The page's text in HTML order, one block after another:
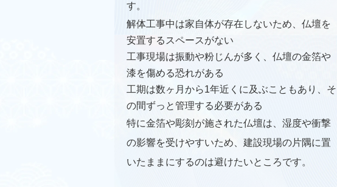
す。
解体工事中は家自体が存在しないため、仏壇を
安置するスペースがない
工事現場は振動や粉じんが多く、仏壇の金箔や
漆を傷める恐れがある
工期は数ヶ月から1年近くに及ぶこともあり、そ
の間ずっと管理する必要がある
特に金箔や彫刻が施された仏壇は、湿度や衝撃
の影響を受けやすいため、建設現場の片隅に置
いたままにするのは避けたいところです。